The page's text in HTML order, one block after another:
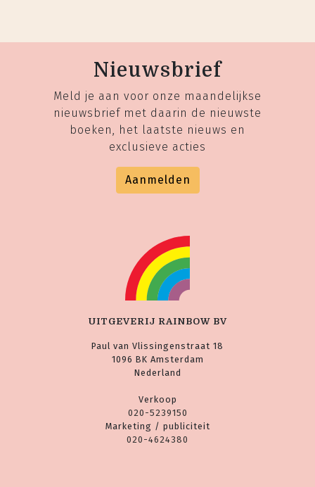
Nieuwsbrief
Meld je aan voor onze maandelijkse
nieuwsbrief met daarin de nieuwste
boeken, het laatste nieuws en
exclusieve acties
Aanmelden
UITGEVERIJ RAINBOW BV
Paul van Vlissingenstraat 18
1096 BK Amsterdam
Nederland
Verkoop
020-5239150
Marketing / publiciteit
020-4624380